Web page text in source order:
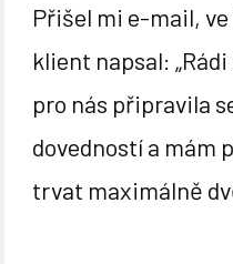
Přišel mi e-mail,
klient napsal:
pro nás připravila
dovedností a mám
trvat maximálně